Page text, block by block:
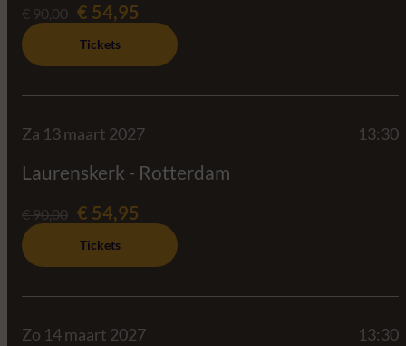
€ 90,00 € 54,95
Tickets
Za 13 maart 2027 13:30
Laurenskerk - Rotterdam
€ 90,00 € 54,95
Tickets
Zo 14 maart 2027 13:30